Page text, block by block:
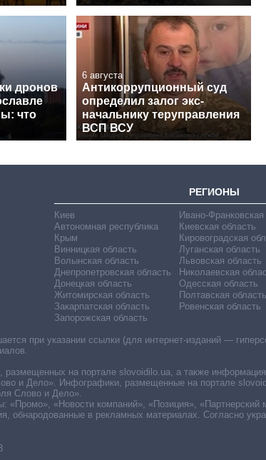
дронов
что
6 августа
Антикоррупционный суд
определил залог экс-
начальнику теруправления
ВСП ВСУ
РЕГИОНЫ
Киев
Автономная республика
Крым
Винницкая область
Волынская область
Днепропетровская область
Донецкая область
Житомирская область
Закарпатская область
Запорожская область
Ивано-Франковская
Киевская область
Кировоградская
Луганская область
Львовская область
Николаевская
Одесская область
Полтавская область
Ровенская область
при указании ссылки (для интернет-изданий —
на портале slovoidilo.ua, а также
и Дело». Инфографики, размещенные на портале
Слово и Дело».
«Новости компаний», «Позиция», «Партнерский
обнародованные в рекламных материалах. Согласно